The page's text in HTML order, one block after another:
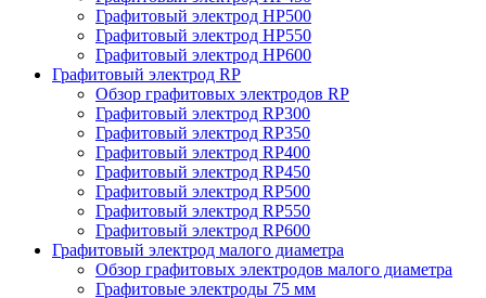
Графитовый электрод HP500
Графитовый электрод HP550
Графитовый электрод HP600
Графитовый электрод RP
Обзор графитовых электродов RP
Графитовый электрод RP300
Графитовый электрод RP350
Графитовый электрод RP400
Графитовый электрод RP450
Графитовый электрод RP500
Графитовый электрод RP550
Графитовый электрод RP600
Графитовый электрод малого диаметра
Обзор графитовых электродов малого диаметра
Графитовые электроды 75 мм